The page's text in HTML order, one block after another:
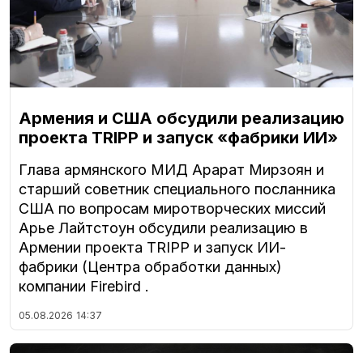
Армения и США обсудили реализацию
проекта TRIPP и запуск «фабрики ИИ»
Глава армянского МИД Арарат Мирзоян и
старший советник специального посланника
США по вопросам миротворческих миссий
Арье Лайтстоун обсудили реализацию в
Армении проекта TRIPP и запуск ИИ-
фабрики (Центра обработки данных)
компании Firebird .
05.08.2026 14:37